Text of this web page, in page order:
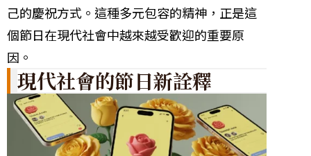
己的慶祝方式。這種多元包容的精神，正是這
個節日在現代社會中越來越受歡迎的重要原
因。
現代社會的節日新詮釋